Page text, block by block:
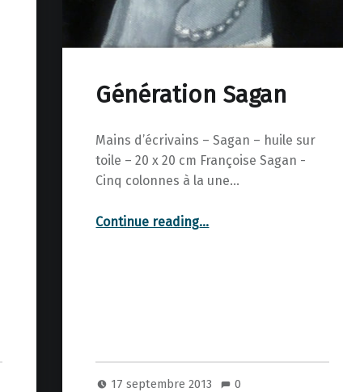
Génération Sagan
Mains d’écrivains – Sagan – huile sur
toile – 20 x 20 cm Françoise Sagan -
Cinq colonnes à la une…
Continue reading…
17 septembre 2013 0